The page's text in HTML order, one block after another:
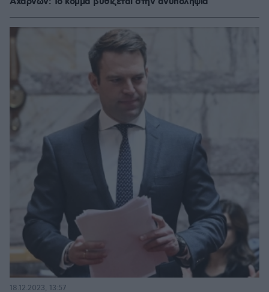
18.12.2023, 13:57